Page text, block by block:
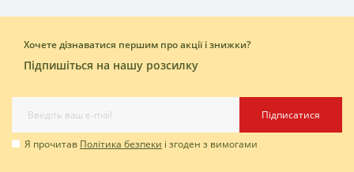
Хочете дізнаватися першим про акції і знижки?
Підпишіться на нашу розсилку
Підписатися
Я прочитав Політика безпеки і згоден з вимогами